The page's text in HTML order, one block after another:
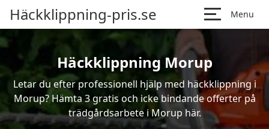
Häckklippning-pris.se Menu
Häckklippning Morup
Letar du efter professionell hjälp med häckklippning i
Morup? Hämta 3 gratis och icke bindande offerter på
trädgårdsarbete i Morup här.